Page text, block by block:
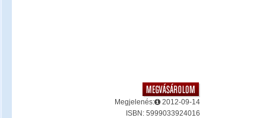
Megjelenés:
2012-09-14
ISBN: 5999033924016